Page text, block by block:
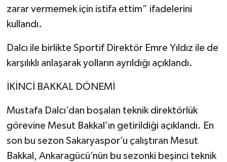
zarar vermemek için istifa ettim” ifadelerini
kullandı.
Dalcı ile birlikte Sportif Direktör Emre Yıldız ile de
karşılıklı anlaşarak yolların ayrıldığı açıklandı.
İKİNCİ BAKKAL DÖNEMİ
Mustafa Dalcı’dan boşalan teknik direktörlük
görevine Mesut Bakkal’ın getirildiği açıklandı. En
son bu sezon Sakaryaspor’u çalıştıran Mesut
Bakkal, Ankaragücü’nün bu sezonki beşinci teknik